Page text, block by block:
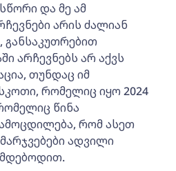
და მე ამ
არის ძალიან
არჩევნებს არ აქვს
თუნდაც იმ
რომელიც იყო 2024
წინა
რომ ასეთ
ადვილი